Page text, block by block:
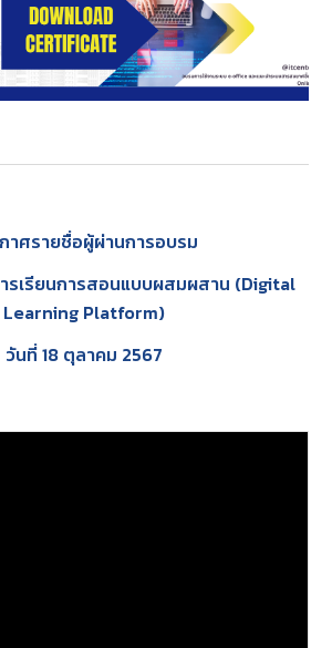
าศรายชื่อผู้ผ่านการอบรม
รเรียนการสอนแบบผสมผสาน (Digital
Learning Platform)
วันที่ 18 ตุลาคม 2567